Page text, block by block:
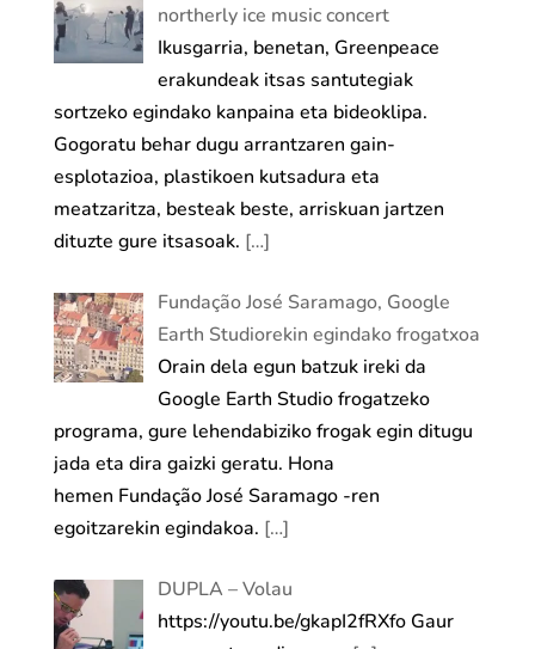
northerly ice music concert
Ikusgarria, benetan, Greenpeace
erakundeak itsas santutegiak
sortzeko egindako kanpaina eta bideoklipa.
Gogoratu behar dugu arrantzaren gain-
esplotazioa, plastikoen kutsadura eta
meatzaritza, besteak beste, arriskuan jartzen
dituzte gure itsasoak. […]
Fundação José Saramago, Google
Earth Studiorekin egindako frogatxoa
Orain dela egun batzuk ireki da
Google Earth Studio frogatzeko
programa, gure lehendabiziko frogak egin ditugu
jada eta dira gaizki geratu. Hona
hemen Fundação José Saramago -ren
egoitzarekin egindakoa. […]
DUPLA – Volau
https://youtu.be/gkapI2fRXfo Gaur